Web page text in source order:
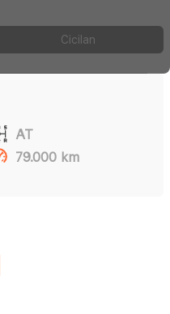
Cicilan
AT
79.000 km